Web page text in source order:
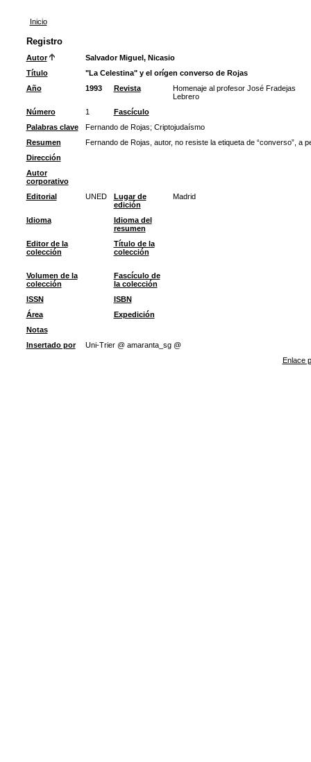
Inicio
Registro
Autor
Salvador Miguel, Nicasio
Título
"La Celestina" y el orígen converso de Rojas
Año
1993 Revista
Homenaje al profesor José Fradejas
Lebrero
Número
1
Fascículo
Palabras clave
Fernando de Rojas; Criptojudaísmo
Resumen
Fernando de Rojas, autor, no resiste la etiqueta de “converso”, a
Dirección
Autor
corporativo
Editorial
UNED
Lugar de
edición
Madrid
Idioma
Idioma del
resumen
Editor de la
colección
Título de la
colección
Volumen de la
colección
Fascículo de
la colección
ISSN
ISBN
Área
Expedición
Notas
Insertado por
Uni-Trier @ amaranta_sg @
Enlace